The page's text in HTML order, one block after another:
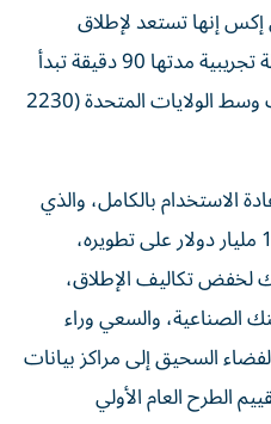
إنها تستعد لإطلاق
الصاروخ ستارشيب خلال محاولة تجريبية مدتها 90 دقيقة ​تبدأ
‌عند الساعة 5:30 مساء بتوقيت وسط الولايات المتحدة (2230
الاستخدام بالكامل، والذي
أنفقت سبيس إكس أكثر من 15 مليار دولار على تطويره،
تكاليف الإطلاق،
‌الصناعية، والسعي وراء
السحيق إلى مراكز بيانات
الطرح العام الأولي